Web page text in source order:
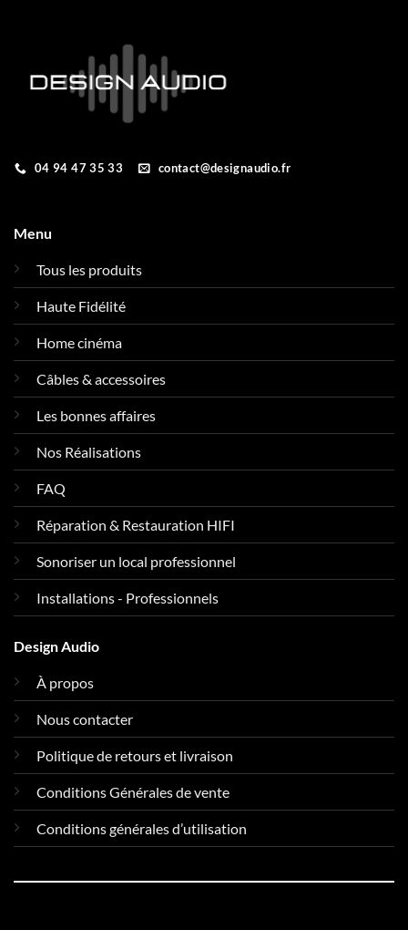
04 94 47 35 33 contact@designaudio.fr
Menu
Tous les produits
Haute Fidélité
Home cinéma
Câbles & accessoires
Les bonnes affaires
Nos Réalisations
FAQ
Réparation & Restauration HIFI
Sonoriser un local professionnel
Installations - Professionnels
Design Audio
À propos
Nous contacter
Politique de retours et livraison
Conditions Générales de vente
Conditions générales d’utilisation